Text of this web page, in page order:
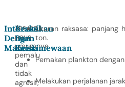
Interaksi
Dengan
Manusia
Jerung
paus
umumnya
pemalu
dan
tidak
agresif,
Keunikan
Dan
Keistimewaan
Ukuran raksasa:
ton.
Pemakan plankton
Melakukan perjalanan